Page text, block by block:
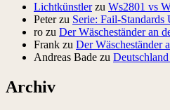
Lichtkünstlerzu Ws2801 vs
Peterzu Serie: Fail-Standards
ro zu Der Wäscheständer an
Frank zu Der Wäscheständer
Andreas Bade zu
Archiv